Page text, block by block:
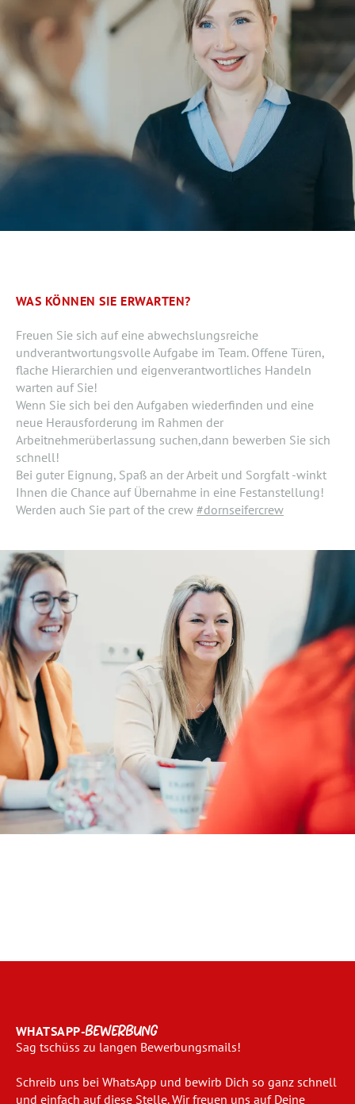
WAS KÖNNEN SIE ERWARTEN?
Freuen Sie sich auf eine abwechslungsreiche
undverantwortungsvolle Aufgabe im Team. Offene Türen,
flache Hierarchien und eigenverantwortliches Handeln
warten auf Sie!
Wenn Sie sich bei den Aufgaben wiederfinden und eine
neue Herausforderung im Rahmen der
Arbeitnehmerüberlassung suchen,dann bewerben Sie sich
schnell!
Bei guter Eignung, Spaß an der Arbeit und Sorgfalt -winkt
Ihnen die Chance auf Übernahme in eine Festanstellung!
Werden auch Sie part of the crew #dornseifercrew
WHATSAPP-BEWERBUNG
Sag tschüss zu langen Bewerbungsmails!
Schreib uns bei WhatsApp und bewirb Dich so ganz schnell
und einfach auf diese Stelle. Wir freuen uns auf Deine